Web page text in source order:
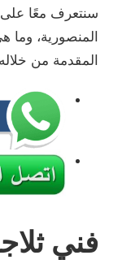
سنتعرف معًا
المنصورية، وما
المقدمة من
فني